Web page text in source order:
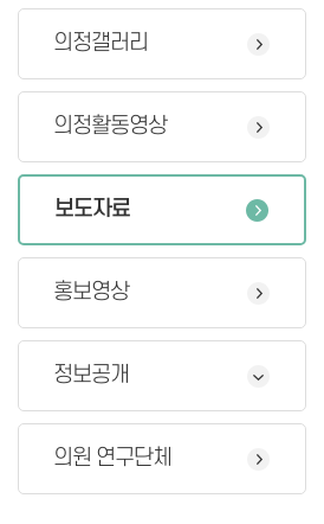
의정갤러리
의정활동영상
보도자료
홍보영상
정보공개
의원 연구단체